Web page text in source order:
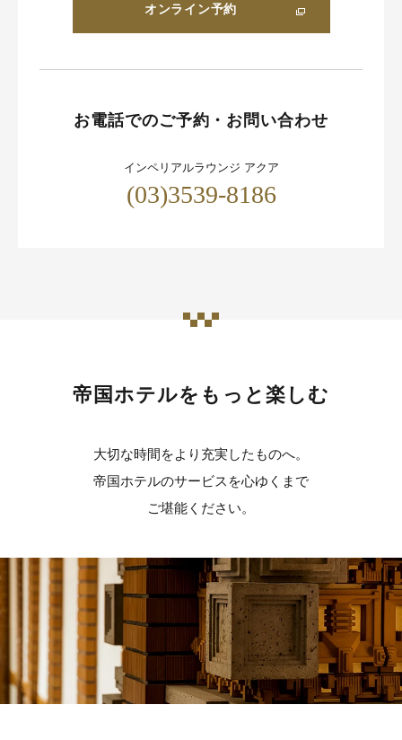
オンライン予約
お電話でのご予約・お問い合わせ
インペリアルラウンジ アクア
(03)3539-8186
帝国ホテルをもっと楽しむ
大切な時間をより充実したものへ。
帝国ホテルのサービスを心ゆくまで
ご堪能ください。